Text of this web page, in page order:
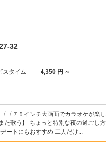
32
スタイム
4,350 円 ～
７５インチ大画面でカラオケが楽し
歌う】 ちょっと特別な夜の過ごし方
ートにもおすすめ 二人だけ...